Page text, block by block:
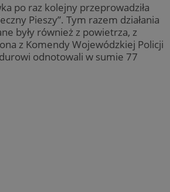
po raz kolejny przeprowadziła
Pieszy”. Tym razem działania
były również z powietrza, z
z Komendy Wojewódzkiej Policji
odnotowali w sumie 77